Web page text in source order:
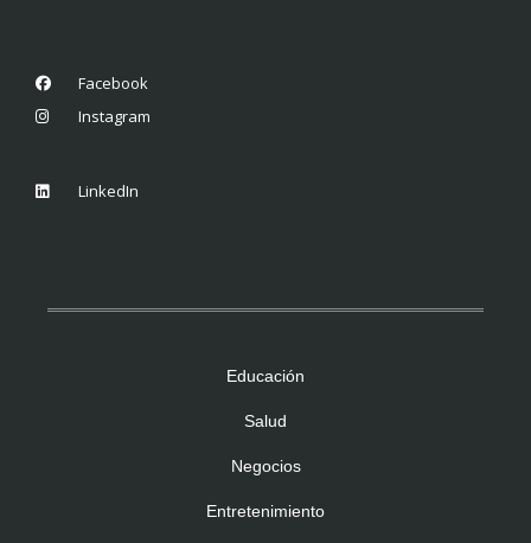
Facebook
Instagram
LinkedIn
Educación
Salud
Negocios
Entretenimiento